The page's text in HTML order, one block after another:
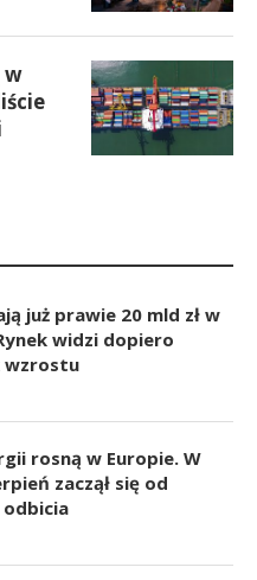
w
już prawie 20 mld zł w
widzi dopiero
wzrostu
rosną w Europie. W
zaczął się od
odbicia